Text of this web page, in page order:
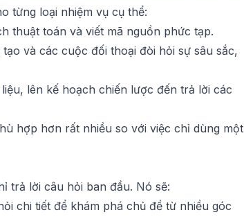
từng loại nhiệm vụ cụ thể:
thuật toán và viết mã nguồn phức tạp.
và các cuộc đối thoại đòi hỏi sự sâu sắc,
lên kế hoạch chiến lược đến trả lời các
hợp hơn rất nhiều so với việc chỉ dùng một
trả lời câu hỏi ban đầu. Nó sẽ:
chi tiết để khám phá chủ đề từ nhiều góc